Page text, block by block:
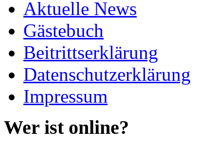
Aktuelle News
Gästebuch
Beitrittserklärung
Datenschutzerklärung
Impressum
Wer ist online?